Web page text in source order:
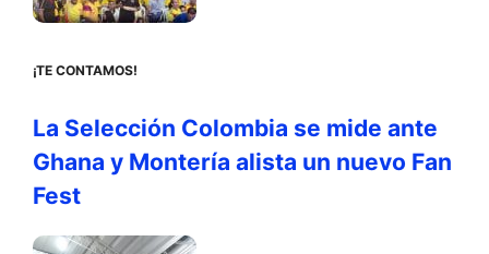
¡TE CONTAMOS!
La Selección Colombia se mide ante
Ghana y Montería alista un nuevo Fan
Fest